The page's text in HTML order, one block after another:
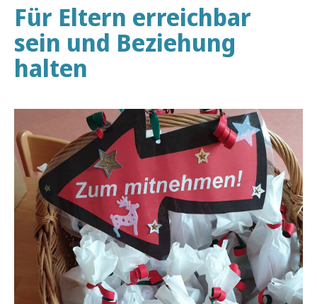
Für Eltern erreichbar
sein und Beziehung
halten